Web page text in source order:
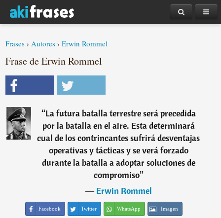
Frases ›Autores ›Erwin Rommel
Frase de Erwin Rommel
“La futura batalla terrestre será precedida
por la batalla en el aire. Esta determinará
cual de los contrincantes sufrirá desventajas
operativas y tácticas y se verá forzado
durante la batalla a adoptar soluciones de
compromiso”
―Erwin Rommel
Facebook Twitter WhatsApp Imagen